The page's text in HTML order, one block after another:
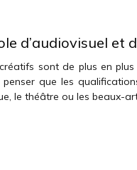
d’audiovisuel et
sont de plus en
penser que les
le théâtre ou les beaux-